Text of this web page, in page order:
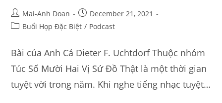
Mai-Anh Doan
December 21, 2021
Buổi Họp Đặc Biệt / Podcast
Bài của Anh Cả Dieter F. Uchtdorf Thuộc nhóm
Túc Số Mười Hai Vị Sứ Đồ Thật là một thời gian
tuyệt vời trong năm. Khi nghe tiếng nhạc tuyệt…